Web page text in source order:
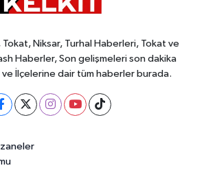
Tokat, Niksar, Turhal Haberleri, Tokat ve
Haberler, Son gelişmeleri son dakika
İlçelerine dair tüm haberler burada.